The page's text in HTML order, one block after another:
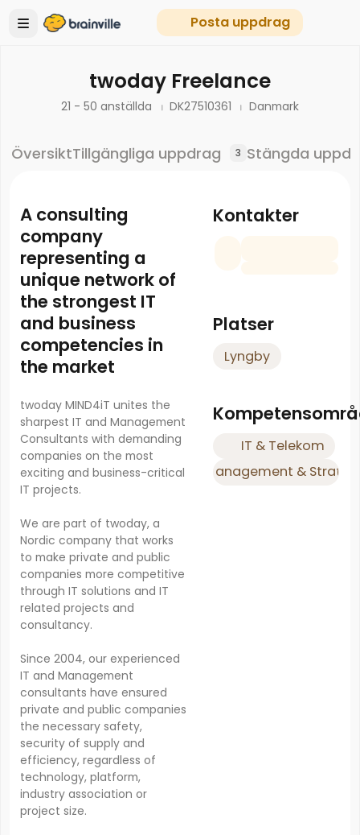
Posta uppdrag
twoday Freelance
21 - 50 anställda DK27510361 Danmark
ÖversiktTillgängliga uppdrag 3 Stängda
A consulting
company
representing a
unique network of
the strongest IT
and business
competencies in
the market
twoday MIND4iT unites the
sharpest IT and Management
Consultants with demanding
companies on the most
exciting and business-critical
IT projects.
We are part of twoday, a
Nordic company that works
to make private and public
companies more competitive
through IT solutions and IT
related projects and
consultancy.
Since 2004, our experienced
IT and Management
consultants have ensured
private and public companies
the necessary safety,
security of supply and
efficiency, regardless of
technology, platform,
industry association or
project size.
Kontakter
Platser
Lyngby
IT & Telekom
Management &